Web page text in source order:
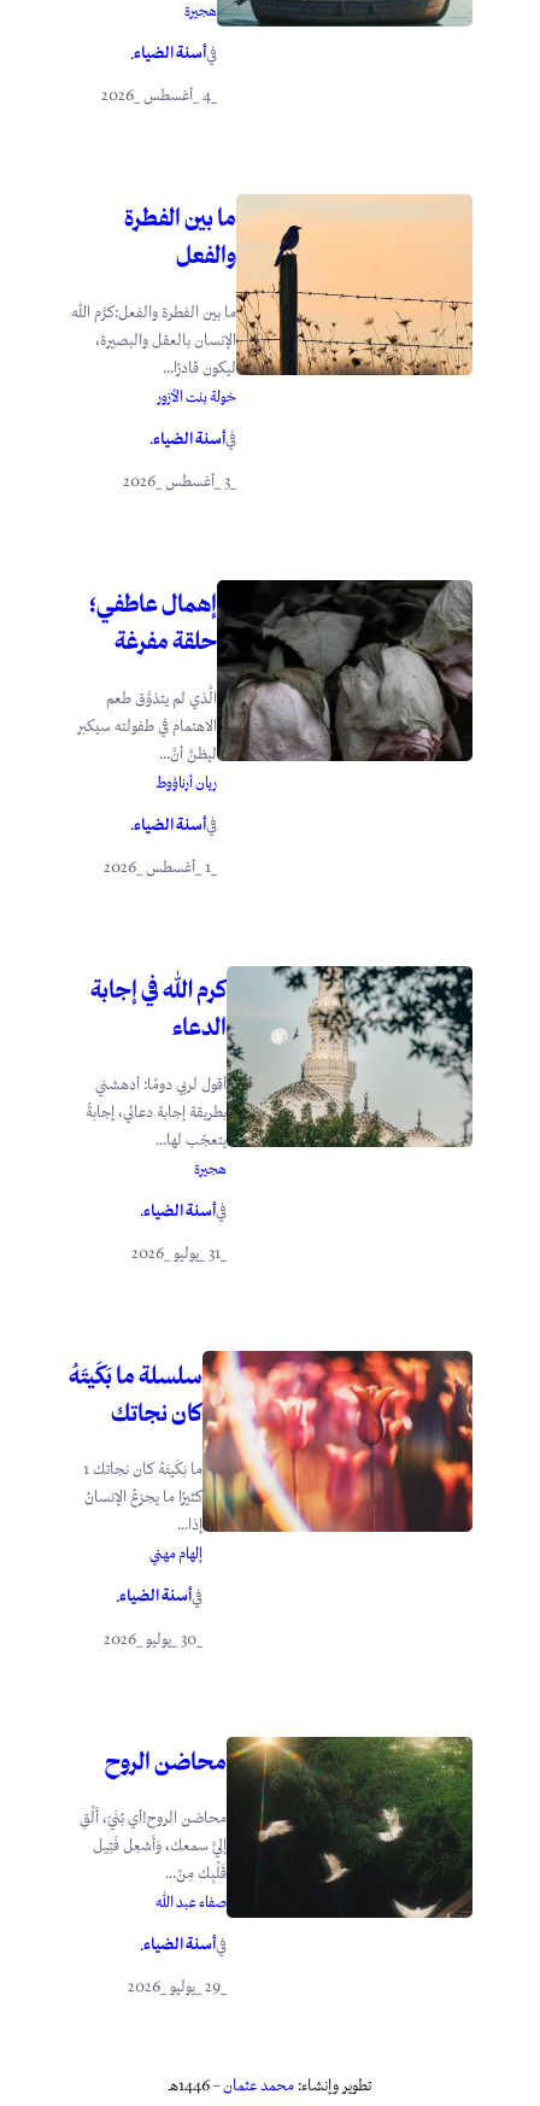
هجيرة
فيأسنة الضياء.
_4 _أغسطس _2026
ما بين الفطرة
والفعل
ما بين الفطرة والفعل:كرَّم الله
الإنسان بالعقل والبصيرة،
ليكون قادرًا...
خولة بنت الأزور
فيأسنة الضياء.
إهمال عاطفي؛
حلقة مفرغة
الَّذي لم يتذوَّق طعم
الاهتمام في طفولته سيكبر
ليظنَّ أنَّ...
ريان أرناؤوط
فيأسنة الضياء.
_1 _أغسطس _2026
كرم الله في إجابة
الدعاء
أقول لربي دومًا: أدهشني
بطريقة إجابة دعائي، إجابةً
يتعجّب لها...
هجيرة
فيأسنة الضياء.
سلسلة ما بَكَيتَهُ
كان نجاتك
ما بَكَيتَهُ كان نجاتك 1
كثيرًا ما يجزعُ الإنسانُ
إذا...
إلهام مهني
فيأسنة الضياء.
محاضن الروح
محاضن الروح!أي بُنَيّ، أَلْقِ
إليَّ سمعك، وَأَشعِل فَتِيل
قَلْبِك مِنْ...
صفاء عبد الله
فيأسنة الضياء.
تطوير وإنشاء: محمد عثمان– 1446هـ